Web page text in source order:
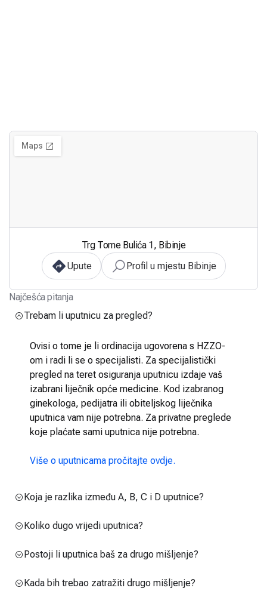
Trg Tome Bulića 1, Bibinje
Upute
Profil u mjestu Bibinje
Najčešća pitanja
Trebam li uputnicu za pregled?
Ovisi o tome je li ordinacija ugovorena s HZZO-
om i radi li se o specijalisti. Za specijalistički
pregled na teret osiguranja uputnicu izdaje vaš
izabrani liječnik opće medicine. Kod izabranog
ginekologa, pedijatra ili obiteljskog liječnika
uputnica vam nije potrebna. Za privatne preglede
koje plaćate sami uputnica nije potrebna.
Više o uputnicama pročitajte ovdje.
Koja je razlika između A, B, C i D uputnice?
Koliko dugo vrijedi uputnica?
Postoji li uputnica baš za drugo mišljenje?
Kada bih trebao zatražiti drugo mišljenje?